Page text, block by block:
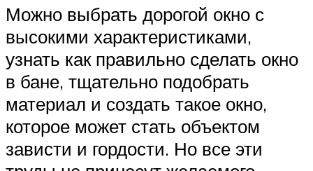
Можно выбрать дорогой окно с
высокими характеристиками,
узнать как правильно сделать окно
в бане, тщательно подобрать
материал и создать такое окно,
которое может стать объектом
зависти и гордости. Но все эти